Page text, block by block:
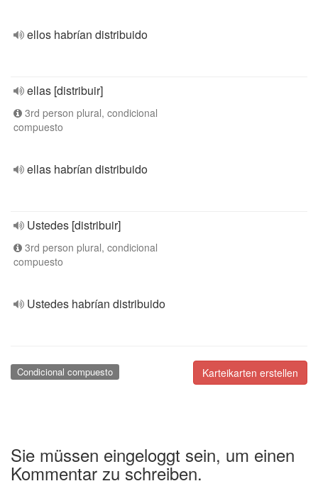
ellos habrían distribuido
ellas [distribuir]
3rd person plural, condicional
compuesto
ellas habrían distribuido
Ustedes [distribuir]
3rd person plural, condicional
compuesto
Ustedes habrían distribuido
Karteikarten erstellen
Condicional compuesto
Sie müssen eingeloggt sein, um einen
Kommentar zu schreiben.